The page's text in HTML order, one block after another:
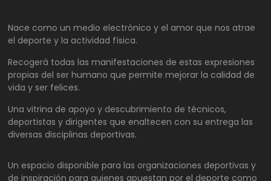
Nace como un medio electrónico y el amor que nos atrae
el deporte y la actividad física.
Recogerá todas las manifestaciones de estas expresiones
propias del ser humano que permite mejorar la calidad de
vida y ser felices.
Una vitrina de apoyo y descubrimiento de técnicos,
deportistas y dirigentes que enaltecen con su entrega las
diversas disciplinas deportivas.
Un espacio disponible para las organizaciones deportivas y
de inspiración para quienes apuestan por el deporte como